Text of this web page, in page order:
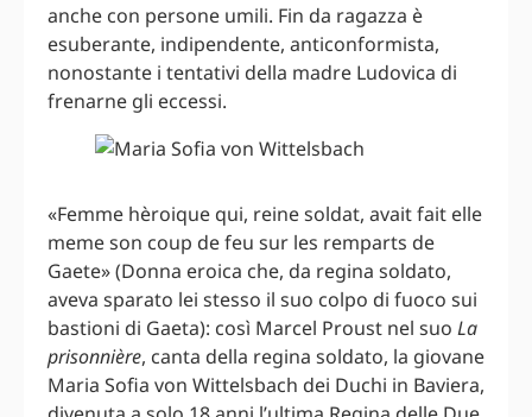
anche con persone umili. Fin da ragazza è
esuberante, indipendente, anticonformista,
nonostante i tentativi della madre Ludovica di
frenarne gli eccessi.
«Femme hèroique qui, reine soldat, avait fait elle
meme son coup de feu sur les remparts de
Gaete» (Donna eroica che, da regina soldato,
aveva sparato lei stesso il suo colpo di fuoco sui
bastioni di Gaeta): così Marcel Proust nel suo La
prisonnière, canta della regina soldato, la giovane
Maria Sofia von Wittelsbach dei Duchi in Baviera,